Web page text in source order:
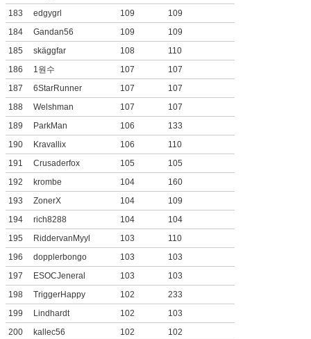
183
edgygrl 109
109
184
Gandan56 109
109
185
skäggfar 108
110
186
1원수 107
107
187
6StarRunner 107
107
188
Welshman 107
107
189
ParkMan 106
133
190
Kravallix 106
110
191
Crusaderfox 105
105
192
krombe 104
160
193
ZonerX 104
109
194
rich8288 104
104
195
RiddervanMyyl 103
110
196
dopplerbongo 103
103
197
ESOCJeneral 103
103
198
TriggerHappy 102
233
199
Lindhardt 102
103
200
kallec56 102
102